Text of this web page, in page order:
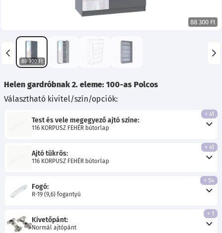
88 300 Ft
88 300 Ft
Helen gardróbnak 2. eleme: 100-as Polcos
Választható kivitel/szín/opciók:
Test és vele megegyező ajtó színe:
116 KORPUSZ FEHÉR bútorlap
+ 41
Ajtó tükrös:
116 KORPUSZ FEHÉR bútorlap
+ 41
Fogó:
R-19 (9,6) fogantyú
+ 54
Kivetőpánt:
Normál ajtópánt
+ 1